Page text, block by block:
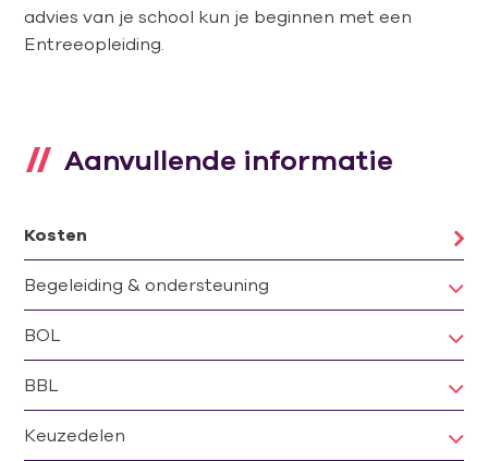
advies van je school kun je beginnen met een
Entreeopleiding.
Aanvullende informatie
Kosten
Begeleiding & ondersteuning
BOL
BBL
Keuzedelen